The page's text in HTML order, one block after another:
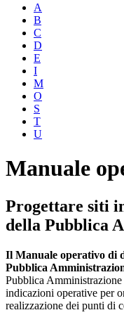
A
B
C
D
E
I
M
O
S
T
U
Manuale
Progettare siti
della Pubblica
Il Manuale operativo di
Pubblica
Pubblica
indicazioni operative per
realizzazione dei punti di